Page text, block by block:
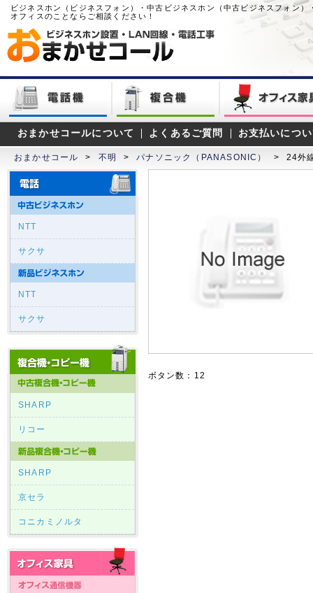
ビジネスホン（ビジネスフォン）・中古ビジネスホン（中古ビジネスフォン
オフィスのことならご相談ください！
おまかせコールについて よくあるご質問 お支払いにつ
おまかせコール > 不明 > パナソニック（PANASONIC） > 24外
NTT
サクサ
NTT
サクサ
SHARP
リコー
SHARP
京セラ
コニカミノルタ
ボタン数：12